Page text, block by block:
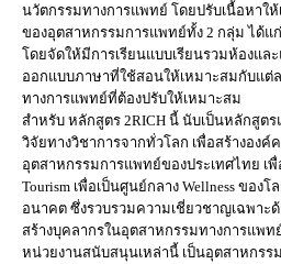
นวัตกรรมทางการแพทย์ โดยปรับเนื้อหา
ของอุตสาหกรรมการแพทย์ทั้ง 2 กลุ่ม ได้
โดยจัดให้มีการเรียนแบบเรียนรวมห้องแล
ออกแบบภาษาที่ใช้สอนให้เหมาะสมกับแต่
ทางการแพทย์ที่ต้องปรับให้เหมาะสม
สำหรับ หลักสูตร 2RICH นี้ นับเป็นหลักสูต
วิจัยทางวิชาการจากทั่วโลก เพื่อสร้างอง
อุตสาหกรรมการแพทย์ของประเทศไทย เพื่
Tourism เพื่อเป็นศูนย์กลาง Wellness ของ
อนาคต ซึ่งรวบรวมความเชี่ยวชาญเฉพาะ
สร้างบุคลากรในอุตสาหกรรมทางการแพท
หน่วยงานสนับสนุนเหล่านี้ เป็นอุตสาหกร